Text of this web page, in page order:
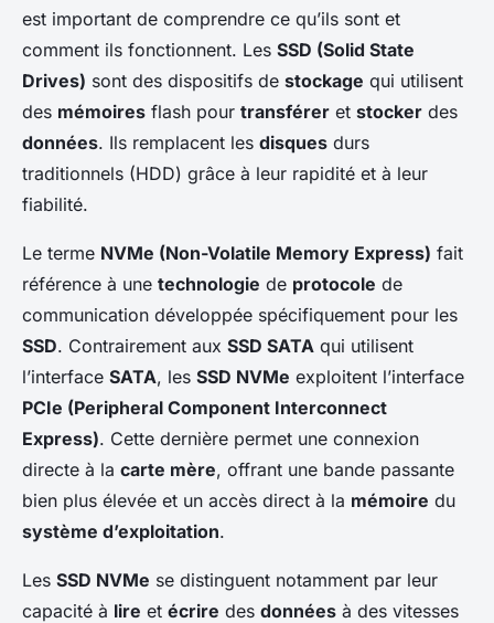
est important de comprendre ce qu’ils sont et
comment ils fonctionnent. Les SSD (Solid State
Drives) sont des dispositifs de stockage qui utilisent
des mémoires flash pour transférer et stocker des
données. Ils remplacent les disques durs
traditionnels (HDD) grâce à leur rapidité et à leur
fiabilité.
Le terme NVMe (Non-Volatile Memory Express) fait
référence à une technologie de protocole de
communication développée spécifiquement pour les
SSD. Contrairement aux SSD SATA qui utilisent
l’interface SATA, les SSD NVMe exploitent l’interface
PCIe (Peripheral Component Interconnect
Express). Cette dernière permet une connexion
directe à la carte mère, offrant une bande passante
bien plus élevée et un accès direct à la mémoire du
système d’exploitation.
Les SSD NVMe se distinguent notamment par leur
capacité à lire et écrire des données à des vitesses